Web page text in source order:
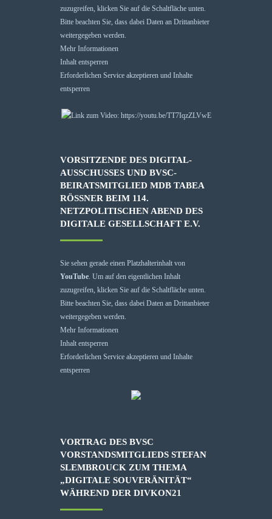
zuzugreifen, klicken Sie auf die Schaltfläche unten.
Bitte beachten Sie, dass dabei Daten an Drittanbieter
weitergegeben werden.
Mehr Informationen
Inhalt entsperren
Erforderlichen Service akzeptieren und Inhalte
entsperren
VORSITZENDE DES DIGITAL-
AUSSCHUSSES UND BVSC-
BEIRATSMITGLIED MDB TABEA
RÖSSNER BEIM 114. N
ETZPOLITISCHEN ABEND DES D
IGITALE GESELLSCHAFT E.V.
Sie sehen gerade einen Platzhalterinhalt von
YouTube. Um auf den eigentlichen Inhalt
zuzugreifen, klicken Sie auf die Schaltfläche unten.
Bitte beachten Sie, dass dabei Daten an Drittanbieter
weitergegeben werden.
Mehr Informationen
Inhalt entsperren
Erforderlichen Service akzeptieren und Inhalte
entsperren
VORTRAG DES BVSC
VORSTANDSMITGLIEDS STEFAN
SLEMBROUCK ZUM THEMA
„DIGITALE SOUVERÄNITÄT“
WÄHREND DER DIVKON21